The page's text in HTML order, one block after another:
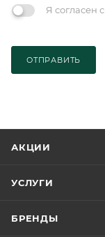
Я согласен с
ОТПРАВИТЬ
АКЦИИ
УСЛУГИ
БРЕНДЫ